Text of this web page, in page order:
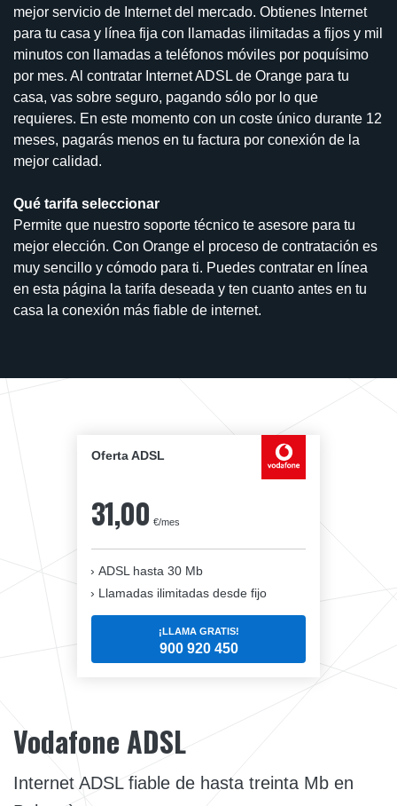
mejor servicio de Internet del mercado. Obtienes Internet
para tu casa y línea fija con llamadas ilimitadas a fijos y mil
minutos con llamadas a teléfonos móviles por poquísimo
por mes. Al contratar Internet ADSL de Orange para tu
casa, vas sobre seguro, pagando sólo por lo que
requieres. En este momento con un coste único durante 12
meses, pagarás menos en tu factura por conexión de la
mejor calidad.
Qué tarifa seleccionar
Permite que nuestro soporte técnico te asesore para tu
mejor elección. Con Orange el proceso de contratación es
muy sencillo y cómodo para ti. Puedes contratar en línea
en esta página la tarifa deseada y ten cuanto antes en tu
casa la conexión más fiable de internet.
Oferta ADSL
31,00 €/mes
ADSL hasta 30 Mb
Llamadas ilimitadas desde fijo
¡LLAMA GRATIS!
900 920 450
Vodafone ADSL
Internet ADSL fiable de hasta treinta Mb en